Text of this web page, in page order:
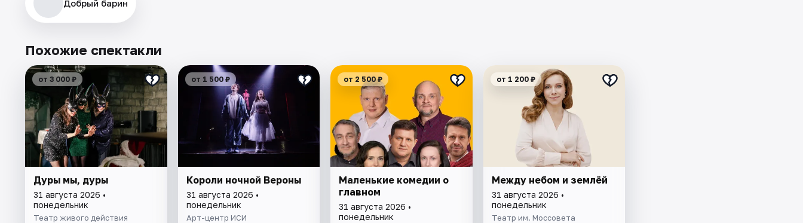
Добрый барин
Похожие спектакли
от 3 000 ₽
Дуры мы, дуры
31 августа 2026 •
понедельник
Театр живого действия
от 1 500 ₽
Короли ночной Вероны
31 августа 2026 •
понедельник
Арт-центр ИСИ
от 2 500 ₽
Маленькие комедии о
главном
31 августа 2026 •
понедельник
от 1 200 ₽
Между небом и землёй
31 августа 2026 •
понедельник
Театр им. Моссовета